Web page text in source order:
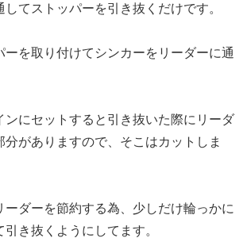
てストッパーを引き抜くだけです。
ーを取り付けてシンカーをリーダーに通
ンにセットすると引き抜いた際にリーダ
分がありますので、そこはカットしま
ーダーを節約する為、少しだけ輪っかに
き抜くようにしてます。